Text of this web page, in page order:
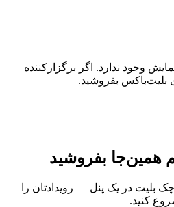
وجود ندارد. اگر برگزارکننده
بلیت‌باکس بفروشید.
همین‌جا بفروشید
بلیت در یک پنل — رویدادتان را
کنید.